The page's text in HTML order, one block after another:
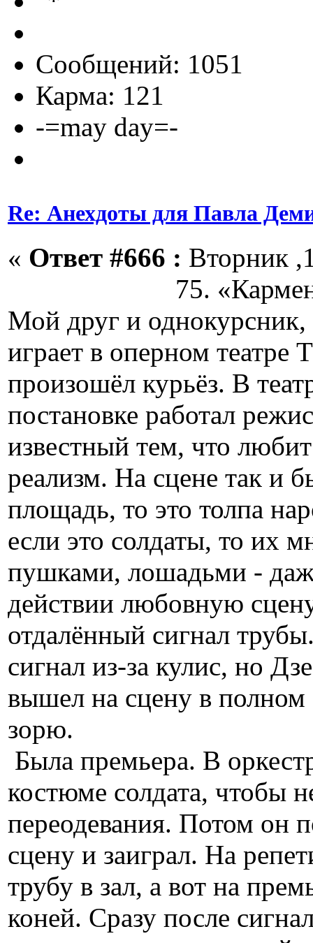
Сообщений: 1051
Карма: 121
-=may day=-
Re: Анехдоты для Павла
« Ответ #666 : Вторник
75. «Кармен и
Мой друг и
играет в оперном театре
произошёл курьёз. В
постановке работал
известный тем, что
реализм. На сцене так и
площадь, то это толпа
если это солдаты, то их
пушками, лошадьми -
действии любовную
отдалённый сигнал
сигнал из-за кулис, но
вышел на сцену в
зорю.
Была премьера. В
костюме солдата, чтобы
переодевания. Потом он
сцену и заиграл. На
трубу в зал, а вот на
коней. Сразу после